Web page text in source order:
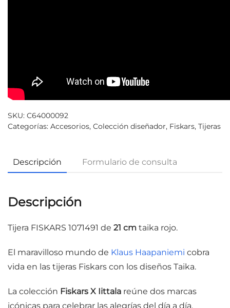
SKU: C64000092
Categorías: Accesorios, Colección diseñador, Fiskars, Tijeras
Descripción Formulario de consulta
Descripción
Tijera FISKARS 1071491 de 21 cm taika rojo.
El maravilloso mundo de Klaus Haapaniemi cobra
vida en las tijeras Fiskars con los diseños Taika.
La colección Fiskars X Iittala reúne dos marcas
icónicas para celebrar las alegrías del día a día.